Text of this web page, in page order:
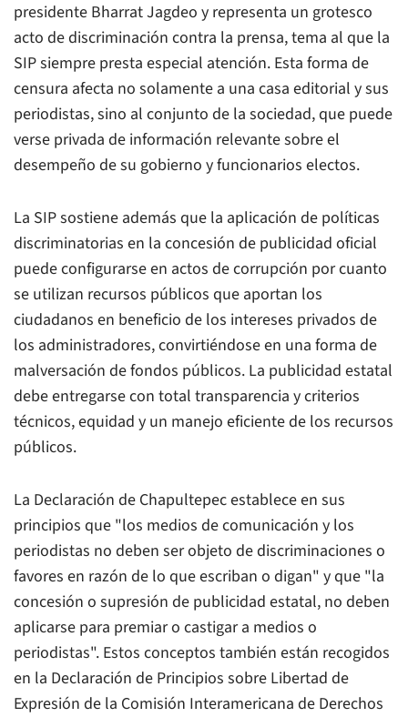
presidente Bharrat Jagdeo y representa un grotesco
acto de discriminación contra la prensa, tema al que la
SIP siempre presta especial atención. Esta forma de
censura afecta no solamente a una casa editorial y sus
periodistas, sino al conjunto de la sociedad, que puede
verse privada de información relevante sobre el
desempeño de su gobierno y funcionarios electos.
La SIP sostiene además que la aplicación de políticas
discriminatorias en la concesión de publicidad oficial
puede configurarse en actos de corrupción por cuanto
se utilizan recursos públicos que aportan los
ciudadanos en beneficio de los intereses privados de
los administradores, convirtiéndose en una forma de
malversación de fondos públicos. La publicidad estatal
debe entregarse con total transparencia y criterios
técnicos, equidad y un manejo eficiente de los recursos
públicos.
La Declaración de Chapultepec establece en sus
principios que "los medios de comunicación y los
periodistas no deben ser objeto de discriminaciones o
favores en razón de lo que escriban o digan" y que "la
concesión o supresión de publicidad estatal, no deben
aplicarse para premiar o castigar a medios o
periodistas". Estos conceptos también están recogidos
en la Declaración de Principios sobre Libertad de
Expresión de la Comisión Interamericana de Derechos